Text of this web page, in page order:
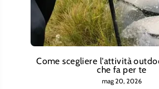
Come scegliere l'attività
che fa per te
mag 20, 2026